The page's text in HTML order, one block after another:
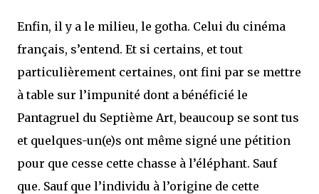
Enfin, il y a le milieu, le gotha. Celui du cinéma
français, s’entend. Et si certains, et tout
particulièrement certaines, ont fini par se mettre
à table sur l’impunité dont a bénéficié le
Pantagruel du Septième Art, beaucoup se sont tus
et quelques-un(e)s ont même signé une pétition
pour que cesse cette chasse à l’éléphant. Sauf
que. Sauf que l’individu à l’origine de cette